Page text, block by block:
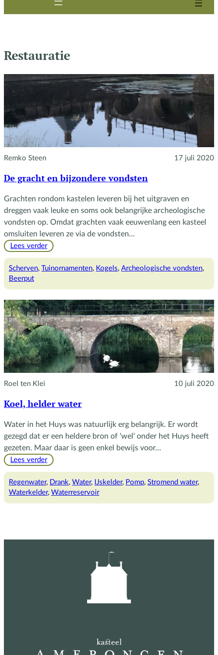
Restauratie
Remko Steen 17 juli 2020
De gracht en bijzondere vondsten
Grachten rondom kastelen leveren bij het uitgraven en
dreggen vaak leuke en soms ook belangrijke archeologische
vondsten op. Omdat grachten vaak eeuwenlang een kasteel
omsluiten leveren ze via de vondsten…
Lees verder:
gracht
Scherven, Tuinornamenten, Kogels, Archeologische vondsten
Beerput
Roel ten Klei 10 juli 2020
Koel, helder water
Water in het Huys was natuurlijk erg belangrijk. Er wordt
gezegd dat er een heldere bron of ‘wel‘ onder het Huys heeft
gezeten. Maar daar is geen enkel bewijs voor…
Lees verder:
helder
water
Regenwater, Drank, Water, IJskelder, Pomp, Stromend water
Waterkelder, Waterreservoir